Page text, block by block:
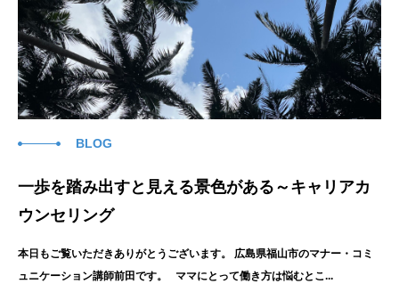
BLOG
一歩を踏み出すと見える景色がある～キャリアカ
ウンセリング
本日もご覧いただきありがとうございます。 広島県福山市のマナー・コミ
ュニケーション講師前田です。 ママにとって働き方は悩むとこ...